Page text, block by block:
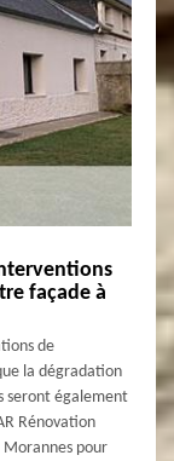
façade à
de
la dégradation
seront également
Rénovation
pour